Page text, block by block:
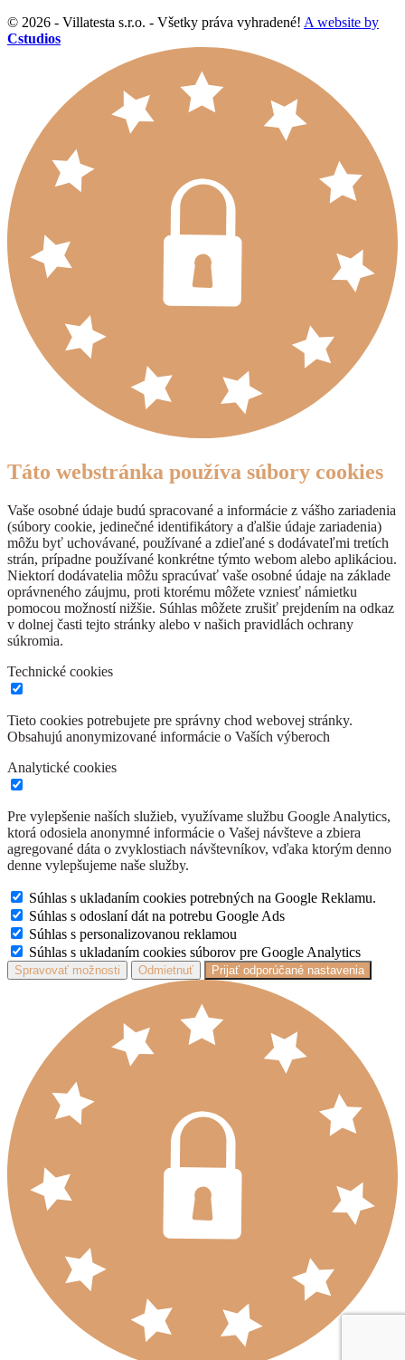
© 2026 - Villatesta s.r.o. - Všetky práva vyhradené! A website by
Cstudios
Táto webstránka používa súbory cookies
Vaše osobné údaje budú spracované a informácie z vášho zariadenia
(súbory cookie, jedinečné identifikátory a ďalšie údaje zariadenia)
môžu byť uchovávané, používané a zdieľané s dodávateľmi tretích
strán, prípadne používané konkrétne týmto webom alebo aplikáciou.
Niektorí dodávatelia môžu spracúvať vaše osobné údaje na základe
oprávneného záujmu, proti ktorému môžete vzniesť námietku
pomocou možností nižšie. Súhlas môžete zrušiť prejdením na odkaz
v dolnej časti tejto stránky alebo v našich pravidlách ochrany
súkromia.
Technické cookies
Tieto cookies potrebujete pre správny chod webovej stránky.
Obsahujú anonymizované informácie o Vaších výberoch
Analytické cookies
Pre vylepšenie naších služieb, využívame službu Google Analytics,
ktorá odosiela anonymné informácie o Vašej návšteve a zbiera
agregované dáta o zvyklostiach návštevníkov, vďaka ktorým denno
denne vylepšujeme naše služby.
Súhlas s ukladaním cookies potrebných na Google Reklamu.
Súhlas s odoslaní dát na potrebu Google Ads
Súhlas s personalizovanou reklamou
Súhlas s ukladaním cookies súborov pre Google Analytics
Spravovať možnosti Odmietnuť Prijať odporúčané nastavenia